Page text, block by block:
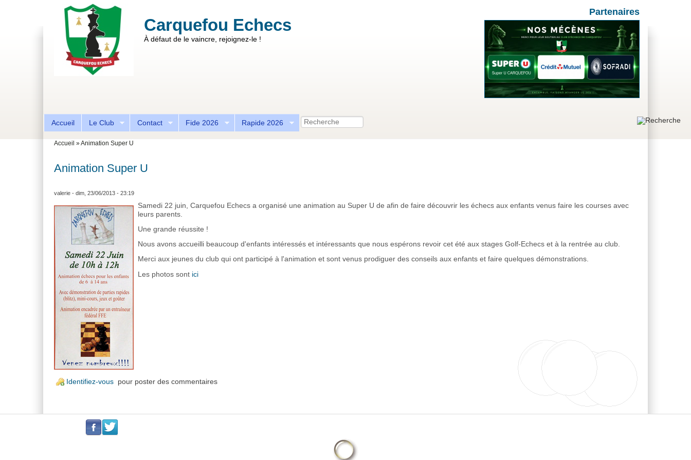
Aller au contenu principal
Partenaires
Carquefou Echecs
À défaut de le vaincre, rejoignez-le !
Accueil Le Club Contact Fide 2026 Rapide 2026
Formulaire de recherche Recherche
Vous êtes ici
Accueil »Animation Super U
Animation Super U
valerie - dim, 23/06/2013 - 23:19
Samedi 22 juin, Carquefou Echecs a organisé une animation au Super U de afin de faire découvrir les échecs aux enfants venus faire les courses avec
leurs parents.
Une grande réussite !
Nous avons accueilli beaucoup d'enfants intéressés et intéressants que nous espérons revoir cet été aux stages Golf-Echecs et à la rentrée au club.
Merci aux jeunes du club qui ont participé à l'animation et sont venus prodiguer des conseils aux enfants et faire quelques démonstrations.
Les photos sont ici
Identifiez-vous pour poster des commentaires
. .